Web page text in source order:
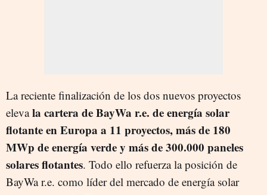
La reciente finalización de los dos nuevos proyectos
elevala cartera de BayWa r.e. de energía solar
flotante en Europa a 11 proyectos, más de 180
MWp de energía verde y más de 300.000 paneles
solares flotantes. Todo ello refuerza la posición de
BayWa r.e. como líder del mercado de energía solar